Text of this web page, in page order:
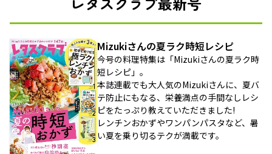
Mizukiさんの夏ラク時短レシピ
今号の料理特集は「Mizukiさんの夏ラク時
短レシピ」。
本誌連載でも大人気のMizukiさんに、夏バ
テ防止にもなる、栄養満点の手間なしレシ
ピをたっぷり教えていただきました!
レンチンおかずやワンパンパスタなど、暑
い夏を乗り切るテクが満載です。